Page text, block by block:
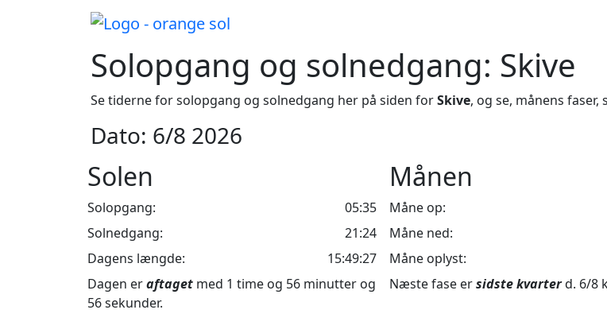
Solopgang og solnedgang: Skive
Se tiderne for solopgang og solnedgang her på siden forSkive, og se, månens
Dato: 6/8 2026
Solen
Solopgang:
05:35
Solnedgang:
21:24
Dagens længde:
15:49:27
Dagen eraftaget med 1 time og 56 minutter og
56 sekunder.
Månen
Måne op:
Måne ned:
Måne oplyst:
Næste fase ersidste kvarterd. 6/8